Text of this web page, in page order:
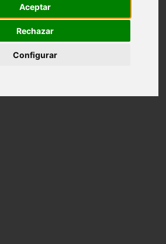
Aceptar
Rechazar
Configurar